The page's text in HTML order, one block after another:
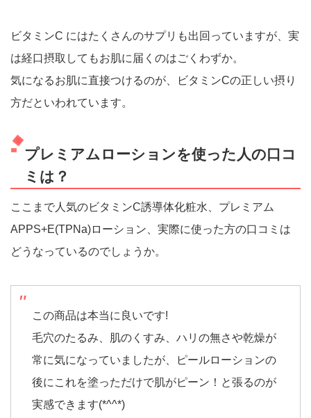
ビタミンC にはたくさんのサプリも出回っていますが、実
は経口摂取してもお肌に届くのはごくわずか。
気になるお肌に直接つけるのが、ビタミンCの正しい摂り
方だといわれています。
プレミアムローションを使った人の口コ
ミは？
ここまで人気のビタミンC誘導体化粧水、プレミアム
APPS+E(TPNa)ローション、実際に使った方の口コミは
どうなっているのでしょうか。
この商品は本当に良いです!
毛穴のたるみ、肌のくすみ、ハリの無さや乾燥が
常に気になっていましたが、ピールローションの
後にこれを塗っただけで肌がピーン！と張るのが
実感できます(*^^*)